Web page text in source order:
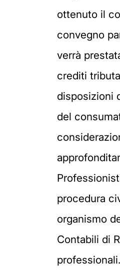
ottenuto il
convegno
verrà
crediti
disposizioni
del
procedura
organismo
Contabili di
professionali.